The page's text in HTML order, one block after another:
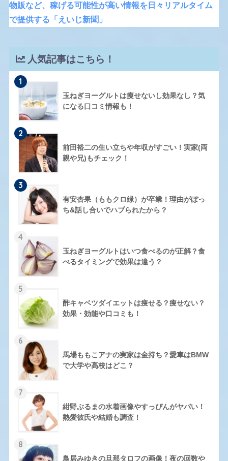
物販など、稼げる可能性が高い情報を日々リアルタイム
で提供する「えいじ新聞」
人気記事はこちら！
1
玉ねぎヨーグルトは痩せないし効果なし？気
になる口コミ情報も！
2
前田裕二の生い立ちや年収がすごい！実家(両
親や兄)もチェック！
3
有安杏果（ももクロ緑）が卒業！理由がぼっ
ち&話し合いでハブられたから？
4
玉ねぎヨーグルトはいつ食べるのが正解？食
べるタイミングで効果は違う？
5
酢キャベツダイエットは痩せる？痩せない？
効果・効能や口コミも！
6
馬場ももこアナの実家は金持ち？愛車はBMW
で大学や高校はどこ？
7
紺野ぶるまの水着画像やすっぴんがヤバい！
熱愛彼氏や結婚も調査！
8
鳥居みゆきの旦那タロフの画像！夜の回数や